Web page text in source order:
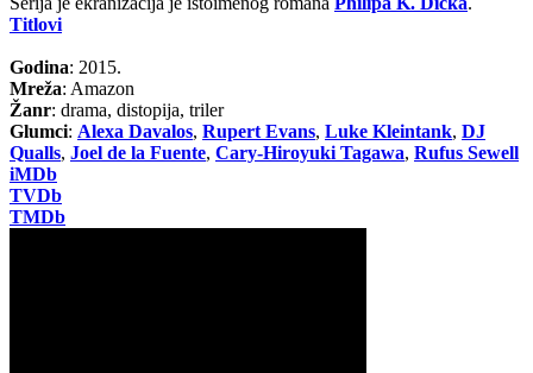
Titlovi
Godina: 2015.
Mreža: Amazon
Žanr: drama, distopija, triler
Glumci: Alexa Davalos, Rupert Evans, Luke Kleintank, DJ
Qualls, Joel de la Fuente, Cary-Hiroyuki Tagawa, Rufus Sewell
iMDb
TVDb
TMDb